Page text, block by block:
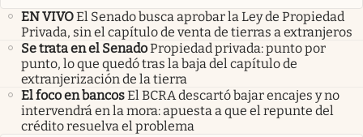
EN VIVOEl Senado busca aprobar la Ley de Propiedad
Privada, sin el capítulo de venta de tierras a extranjeros
Se trata en el SenadoPropiedad privada: punto por
punto, lo que quedó tras la baja del capítulo de
extranjerización de la tierra
El foco en bancosEl BCRA descartó bajar encajes y no
intervendrá en la mora: apuesta a que el repunte del
crédito resuelva el problema